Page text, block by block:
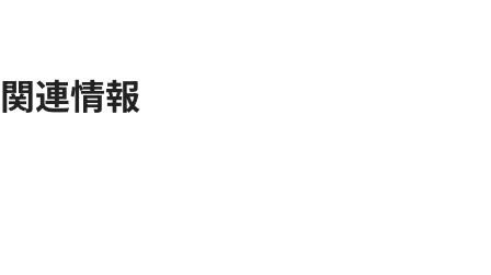
関連情報